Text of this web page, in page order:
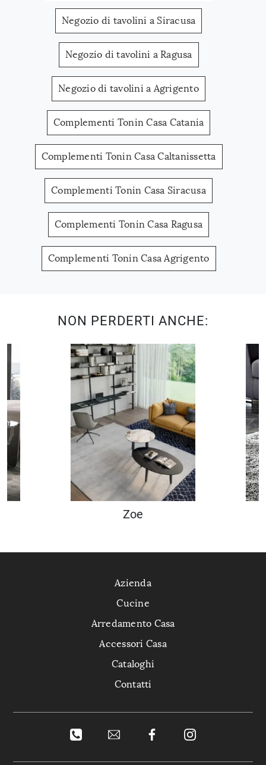
Negozio di tavolini a Siracusa
Negozio di tavolini a Ragusa
Negozio di tavolini a Agrigento
Complementi Tonin Casa Catania
Complementi Tonin Casa Caltanissetta
Complementi Tonin Casa Siracusa
Complementi Tonin Casa Ragusa
Complementi Tonin Casa Agrigento
NON PERDERTI ANCHE:
Zoe
Azienda
Cucine
Arredamento Casa
Accessori Casa
Cataloghi
Contatti